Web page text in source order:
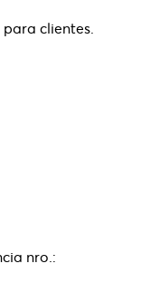
clientes.
nro.: